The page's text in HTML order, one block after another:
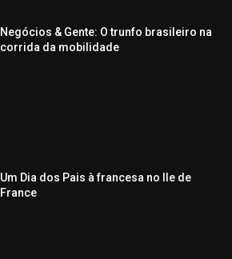
Negócios & Gente: O trunfo brasileiro na
corrida da mobilidade
Um Dia dos Pais à francesa no Ile de
France